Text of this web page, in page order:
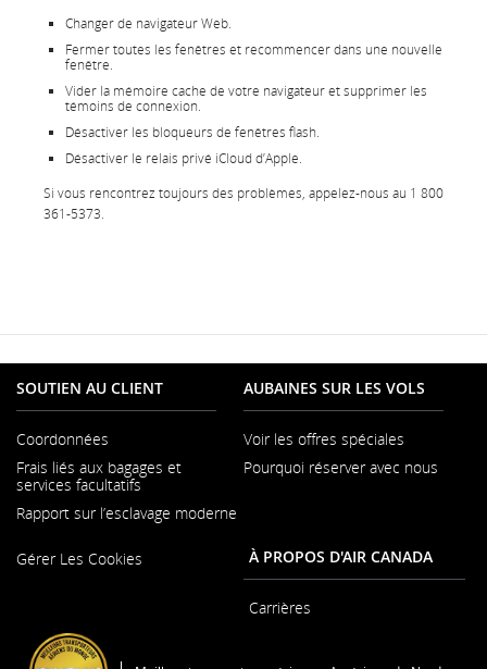
Changer de navigateur Web.
Fermer toutes les fenêtres et recommencer dans une nouvelle
fenêtre.
Vider la mémoire cache de votre navigateur et supprimer les
témoins de connexion.
Désactiver les bloqueurs de fenêtres flash.
Désactiver le relais privé iCloud d’Apple.
Si vous rencontrez toujours des problèmes, appelez-nous au 1 800
361-5373.
SOUTIEN AU CLIENT
Coordonnées
dans
une
nouvelle
fenêtre
Frais liés aux bagages et
services facultatifs
Rapport sur l’esclavage moderne
dans
Gérer Les Cookies
AUBAINES SUR LES VOLS
Voir les offres spéciales
Pourquoi réserver avec nous
À PROPOS D'AIR CANADA
Carrières